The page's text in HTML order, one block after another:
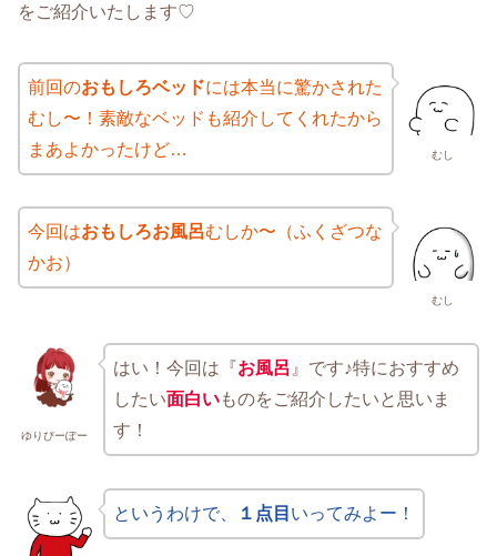
をご紹介いたします♡
むし
前回のおもしろベッドには本当に驚かされた
むし〜！素敵なベッドも紹介してくれたから
まあよかったけど…
むし
今回はおもしろお風呂むしか〜（ふくざつな
かお）
ゆりぴーぽー
はい！今回は『お風呂 』です♪特におすすめ
したい面白いものをご紹介したいと思いま
す！
というわけで、 １点目 いってみよー！